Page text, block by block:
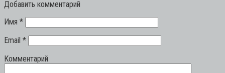
Добавить комментарий
Имя *
Email *
Комментарий